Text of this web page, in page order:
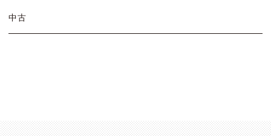
中古